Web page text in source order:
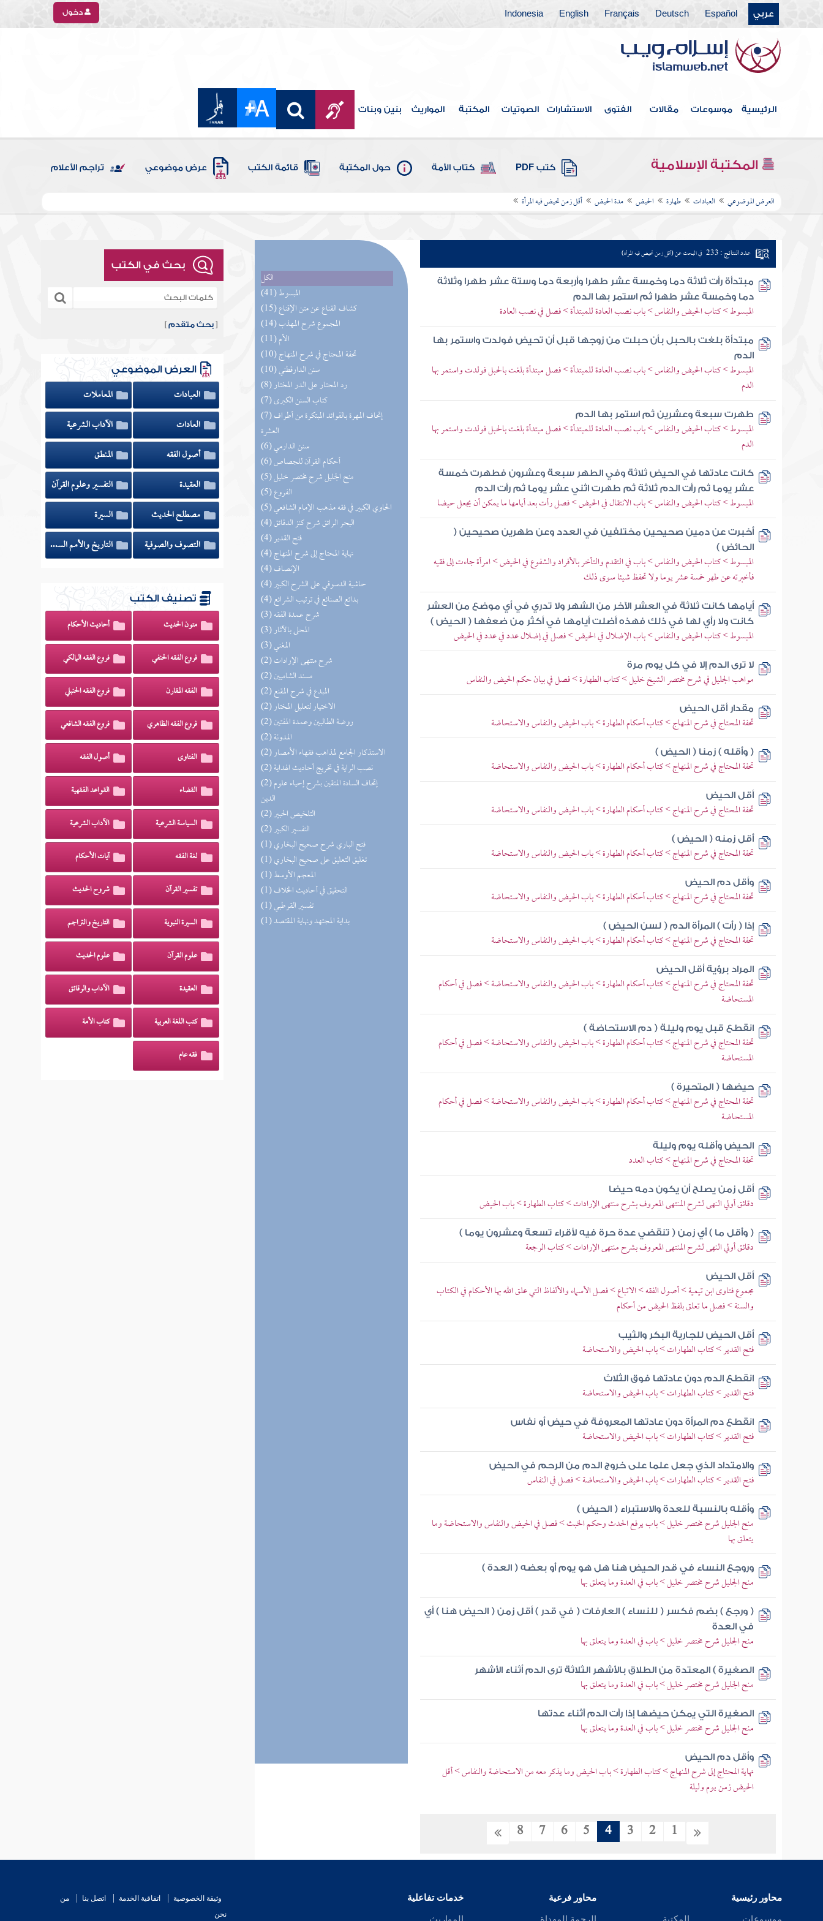
عربي Español
Deutsch
Français
English
Indonesia دخول
الرئيسية موسوعات مقالات الفتوى الاستشارات الصوتيات المكتبة المواريث بنين وبنات
المكتبة الإسلامية كتب PDF كتاب الأمة حول المكتبة قائمة الكتب عرض موضوعي تراجم الأعلام
العرض الموضوعي العبادات طهارة الحيض مدة الحيض أقل زمن تحيض فيه المرأة
الكل
(41) المبسوط
(15) كشاف القناع عن متن الإقناع
(14) المجموع شرح المهذب
(11) الأم
(10) تحفة المحتاج في شرح المنهاج
(10) سنن الدارقطني
(8) رد المحتار على الدر المختار
(7) كتاب السنن الكبرى
(7) إتحاف المهرة بالفوائد المبتكرة من أطراف
العشرة
(6) سنن الدارمي
(6) أحكام القرآن للجصاص
(5) منح الجليل شرح مختصر خليل
(5) الفروع
(5) الحاوي الكبير في فقه مذهب الإمام الشافعي
(4) البحر الرائق شرح كنز الدقائق
(4) فتح القدير
(4) نهاية المحتاج إلى شرح المنهاج
(4) الإنصاف
(4) حاشية الدسوقي على الشرح الكبير
(4) بدائع الصنائع في ترتيب الشرائع
(3) شرح عمدة الفقه
(3) المحلى بالآثار
(3) المغني
(2) شرح منتهى الإرادات
(2) مسند الشاميين
(2) المبدع في شرح المقنع
(2) الاختيار لتعليل المختار
(2) روضة الطالبين وعمدة المفتين
(2) المدونة
(2) الاستذكار الجامع لمذاهب فقهاء الأمصار
(2) نصب الراية في تخريج أحاديث الهداية
(2) إتحاف السادة المتقين بشرح إحياء علوم
الدين
(2) التلخيص الحبير
(2) التفسير الكبير
(1) فتح الباري شرح صحيح البخاري
(1) تغليق التعليق على صحيح البخاري
(1) المعجم الأوسط
(1) التحقيق في أحاديث الخلاف
(1) تفسير القرطبي
(1) بداية المجتهد ونهاية المقتصد
عدد النتائج : 233 في البحث عن (أقل زمن تحيض فيه المرأة)
مبتدأة رأت ثلاثة دما وخمسة عشر طهرا وأربعة دما وستة عشر طهرا وثلاثة
دما وخمسة عشر طهرا ثم استمر بها الدم
المبسوط > كتاب الحيض والنفاس > باب نصب العادة للمبتدأة > فصل في نصب العادة
مبتدأة بلغت بالحبل بأن حبلت من زوجها قبل أن تحيض فولدت واستمر بها
الدم
المبسوط > كتاب الحيض والنفاس > باب نصب العادة للمبتدأة > فصل مبتدأة بلغت بالحبل فولدت واستمر بها
الدم
طهرت سبعة وعشرين ثم استمر بها الدم
المبسوط > كتاب الحيض والنفاس > باب نصب العادة للمبتدأة > فصل مبتدأة بلغت بالحبل فولدت واستمر بها
الدم
كانت عادتها في الحيض ثلاثة وفي الطهر سبعة وعشرون فطهرت خمسة
عشر يوما ثم رأت الدم ثلاثة ثم طهرت اثني عشر يوما ثم رأت الدم
المبسوط > كتاب الحيض والنفاس > باب الانتقال في الحيض > فصل رأت بعد أيامها ما يمكن أن يجعل حيضا
أخبرت عن دمين صحيحين مختلفين في العدد وعن طهرين صحيحين (
الحائض )
المبسوط > كتاب الحيض والنفاس > باب في التقدم والتأخر بالأفراد والشفوع في الحيض > امرأة جاءت إلى فقيه
فأخبرته عن طهر خمسة عشر يوما ولا تحفظ شيئا سوى ذلك
أيامها كانت ثلاثة في العشر الآخر من الشهر ولا تدري في أي موضع من العشر
كانت ولا رأي لها في ذلك فهذه أضلت أيامها في أكثر من ضعفها ( الحيض )
المبسوط > كتاب الحيض والنفاس > باب الإضلال في الحيض > فصل في إضلال عدد في عدد في الحيض
لا ترى الدم إلا في كل يوم مرة
مواهب الجليل في شرح مختصر الشيخ خليل > كتاب الطهارة > فصل في بيان حكم الحيض والنفاس
مقدار أقل الحيض
تحفة المحتاج في شرح المنهاج > كتاب أحكام الطهارة > باب الحيض والنفاس والاستحاضة
( وأقله ) زمنا ( الحيض )
تحفة المحتاج في شرح المنهاج > كتاب أحكام الطهارة > باب الحيض والنفاس والاستحاضة
أقل الحيض
تحفة المحتاج في شرح المنهاج > كتاب أحكام الطهارة > باب الحيض والنفاس والاستحاضة
أقل زمنه ( الحيض )
تحفة المحتاج في شرح المنهاج > كتاب أحكام الطهارة > باب الحيض والنفاس والاستحاضة
وأقل دم الحيض
تحفة المحتاج في شرح المنهاج > كتاب أحكام الطهارة > باب الحيض والنفاس والاستحاضة
إذا ( رأت ) المرأة الدم ( لسن الحيض )
تحفة المحتاج في شرح المنهاج > كتاب أحكام الطهارة > باب الحيض والنفاس والاستحاضة
المراد برؤية أقل الحيض
تحفة المحتاج في شرح المنهاج > كتاب أحكام الطهارة > باب الحيض والنفاس والاستحاضة > فصل في أحكام
المستحاضة
انقطع قبل يوم وليلة ( دم الاستحاضة )
تحفة المحتاج في شرح المنهاج > كتاب أحكام الطهارة > باب الحيض والنفاس والاستحاضة > فصل في أحكام
المستحاضة
حيضها ( المتحيرة )
تحفة المحتاج في شرح المنهاج > كتاب أحكام الطهارة > باب الحيض والنفاس والاستحاضة > فصل في أحكام
المستحاضة
الحيض وأقله يوم وليلة
تحفة المحتاج في شرح المنهاج > كتاب العدد
أقل زمن يصلح أن يكون دمه حيضا
دقائق أولي النهى لشرح المنتهى المعروف بشرح منتهى الإرادات > كتاب الطهارة > باب الحيض
( وأقل ما ) أي زمن ( تنقضي عدة حرة فيه لأقراء تسعة وعشرون يوما )
دقائق أولي النهى لشرح المنتهى المعروف بشرح منتهى الإرادات > كتاب الرجعة
أقل الحيض
مجموع فتاوى ابن تيمية > أصول الفقه > الاتباع > فصل الأسماء والألفاظ التي علق الله بها الأحكام في الكتاب
والسنة > فصل ما تعلق بلفظ الحيض من أحكام
أقل الحيض للجارية البكر والثيب
فتح القدير > كتاب الطهارات > باب الحيض والاستحاضة
انقطع الدم دون عادتها فوق الثلاث
فتح القدير > كتاب الطهارات > باب الحيض والاستحاضة
انقطع دم المرأة دون عادتها المعروفة في حيض أو نفاس
فتح القدير > كتاب الطهارات > باب الحيض والاستحاضة
والامتداد الذي جعل علما على خروج الدم من الرحم في الحيض
فتح القدير > كتاب الطهارات > باب الحيض والاستحاضة > فصل في النفاس
وأقله بالنسبة للعدة والاستبراء ( الحيض )
منح الجليل شرح مختصر خليل > باب يرفع الحدث وحكم الخبث > فصل في الحيض والنفاس والاستحاضة وما
يتعلق بها
وروجع النساء في قدر الحيض هنا هل هو يوم أو بعضه ( العدة )
منح الجليل شرح مختصر خليل > باب في العدة وما يتعلق بها
( ورجع ) بضم فكسر ( للنساء ) العارفات ( في قدر ) أقل زمن ( الحيض هنا ) أي
في العدة
منح الجليل شرح مختصر خليل > باب في العدة وما يتعلق بها
الصغيرة ) المعتدة من الطلاق بالأشهر الثلاثة ترى الدم أثناء الأشهر
منح الجليل شرح مختصر خليل > باب في العدة وما يتعلق بها
الصغيرة التي يمكن حيضها إذا رأت الدم أثناء عدتها
منح الجليل شرح مختصر خليل > باب في العدة وما يتعلق بها
وأقل دم الحيض
نهاية المحتاج إلى شرح المنهاج > كتاب الطهارة > باب الحيض وما يذكر معه من الاستحاضة والنفاس > أقل
الحيض زمن يوم وليلة
1
2
3
4
5
6
7
8
بحث في الكتب
[بحث متقدم ]
العرض الموضوعي
العبادات
المعاملات
العادات
الآداب الشرعية
أصول الفقه
المنطق
العقيدة
التفسير وعلوم القرآن
مصطلح الحديث
السيرة
التصوف والصوفية
التاريخ والأمم السابقة
تصنيف الكتب
متون الحديث أحاديث الأحكام
فروع الفقه الحنفي فروع الفقه المالكي
الفقه المقارن فروع الفقه الحنبلي
فروع الفقه الظاهري فروع الفقه الشافعي
الفتاوى أصول الفقه
القضاء القواعد الفقهية
السياسة الشرعية الآداب الشرعية
لغة الفقه آيات الأحكام
تفسير القرآن شروح الحديث
السيرة النبوية التاريخ والتراجم
علوم القرآن علوم الحديث
العقيدة الآداب والرقائق
كتب اللغة العربية كتاب الأمة
فقه عام
محاور رئيسية محاور فرعية خدمات تفاعلية وثيقة الخصوصية اتفاقية الخدمة اتصل بنا
من
نحن